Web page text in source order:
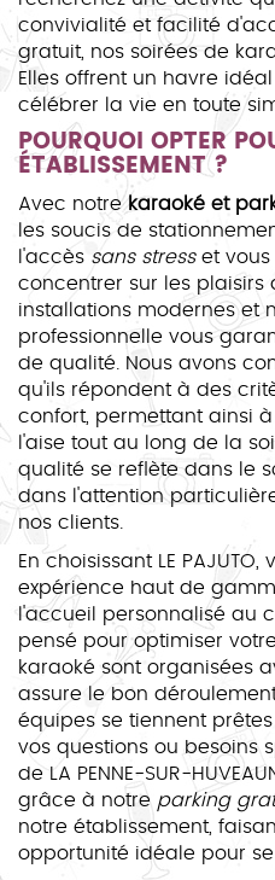
convivialité et facilité
gratuit, nos soirées de
Elles offrent un havre
célébrer la vie en toute
POURQUOI OPTER
ÉTABLISSEMENT ?
Avec notrekaraoké et
les soucis de
l'accès sans stresset vous
concentrer sur les plaisirs
installations modernes et
professionnelle vous
de qualité. Nous avons
qu'ils répondent à des
confort, permettant ainsi
l'aise tout au long de la
qualité se reflète dans le
dans l'attention
nos clients.
En choisissant LE
expérience haut de
l'accueil personnalisé au
pensé pour optimiser
karaoké sont organisées
assure le bon
équipes se tiennent
vos questions ou besoins
de LA PENNE-SUR-
grâce à notre parking
notre établissement,
opportunité idéale pour